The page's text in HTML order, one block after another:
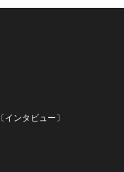
〔インタビュー〕